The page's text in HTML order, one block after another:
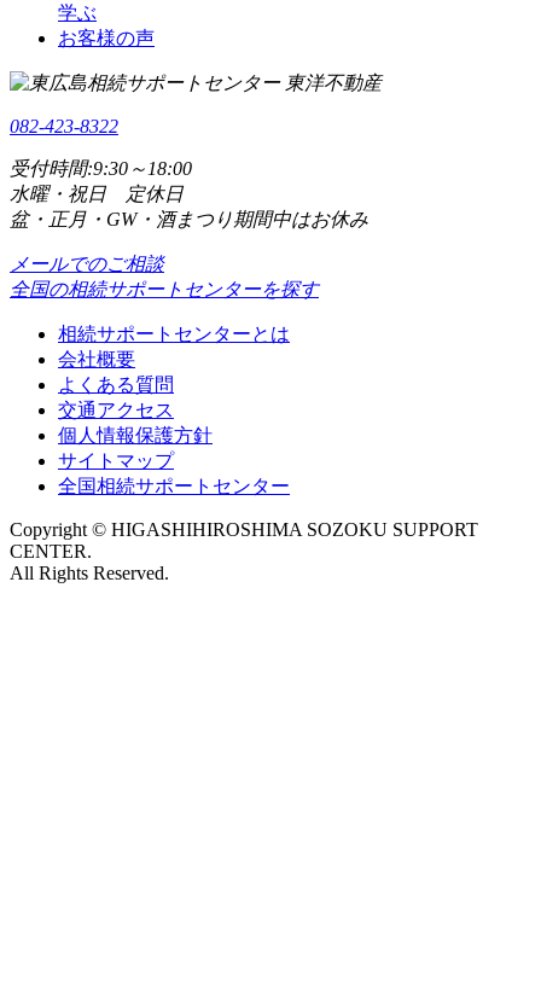
学ぶ
お客様の声
082-423-8322
受付時間:9:30～18:00
水曜・祝日 定休日
盆・正月・GW・酒まつり期間中はお休み
メールでのご相談
全国の相続サポートセンターを探す
相続サポートセンターとは
会社概要
よくある質問
交通アクセス
個人情報保護方針
サイトマップ
全国相続サポートセンター
Copyright © HIGASHIHIROSHIMA SOZOKU SUPPORT
CENTER.
All Rights Reserved.